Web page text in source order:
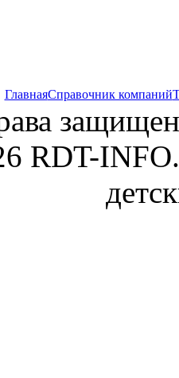
ГлавнаяСправочник компаний
RDT-